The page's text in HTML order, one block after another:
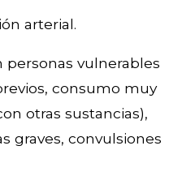
arterial.
personas vulnerables
consumo muy
otras sustancias),
graves, convulsiones